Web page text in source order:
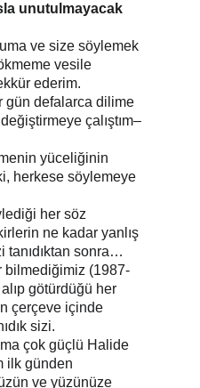
unutulmayacak
ve size söylemek
vesile
ederim.
gün defalarca dilime
çalıştım–
yüceliğinin
herkese söylemeye
her söz
ne kadar yanlış
tanıdıktan sonra…
bilmediğimiz (1987-
alıp götürdüğü her
çerçeve içinde
sizi.
çok güçlü Halide
ilk günden
ve yüzünüze